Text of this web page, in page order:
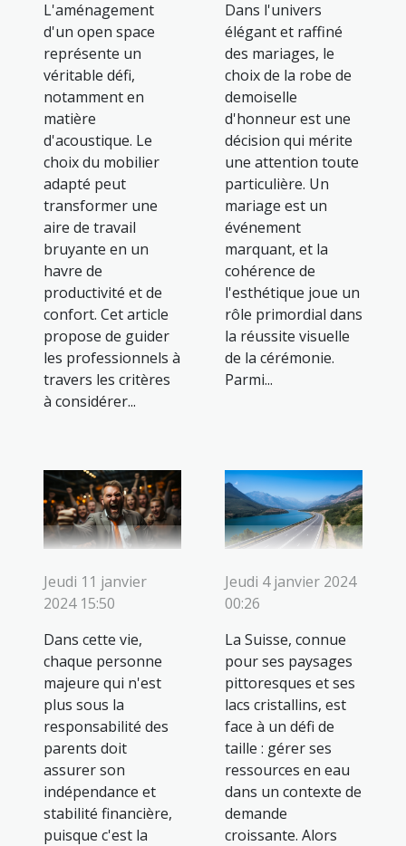
L'aménagement
d'un open space
représente un
véritable défi,
notamment en
matière
d'acoustique. Le
choix du mobilier
adapté peut
transformer une
aire de travail
bruyante en un
havre de
productivité et de
confort. Cet article
propose de guider
les professionnels à
travers les critères
à considérer...
Dans l'univers
élégant et raffiné
des mariages, le
choix de la robe de
demoiselle
d'honneur est une
décision qui mérite
une attention toute
particulière. Un
mariage est un
événement
marquant, et la
cohérence de
l'esthétique joue un
rôle primordial dans
la réussite visuelle
de la cérémonie.
Parmi...
Jeudi 11 janvier
2024 15:50
Dans cette vie,
chaque personne
majeure qui n'est
plus sous la
responsabilité des
parents doit
assurer son
indépendance et
stabilité financière,
puisque c'est la
Jeudi 4 janvier 2024
00:26
La Suisse, connue
pour ses paysages
pittoresques et ses
lacs cristallins, est
face à un défi de
taille : gérer ses
ressources en eau
dans un contexte de
demande
croissante. Alors